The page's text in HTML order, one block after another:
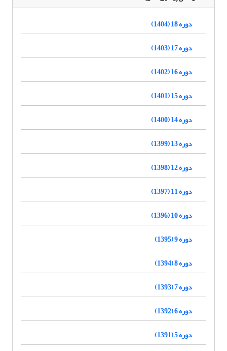
دوره 18 (1404)
دوره 17 (1403)
دوره 16 (1402)
دوره 15 (1401)
دوره 14 (1400)
دوره 13 (1399)
دوره 12 (1398)
دوره 11 (1397)
دوره 10 (1396)
دوره 9 (1395)
دوره 8 (1394)
دوره 7 (1393)
دوره 6 (1392)
دوره 5 (1391)